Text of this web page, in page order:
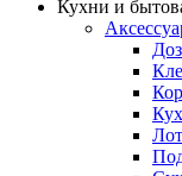
Кухни и